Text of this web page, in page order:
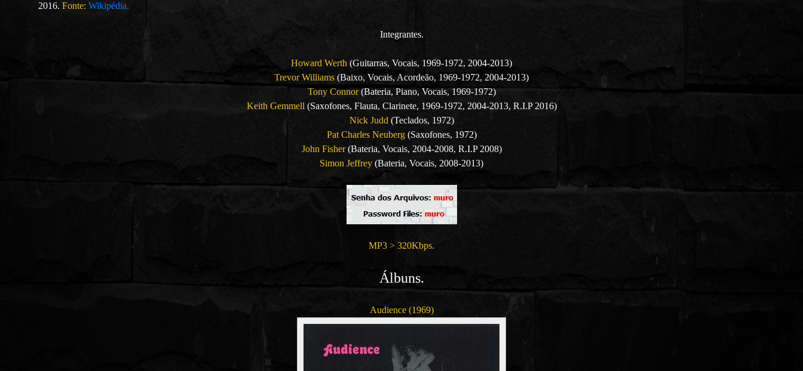
2016. Fonte: Wikipédia.
Integrantes.
Howard Werth (Guitarras, Vocais, 1969-1972, 2004-2013)
Trevor Williams (Baixo, Vocais, Acordeão, 1969-1972, 2004-2013)
Tony Connor (Bateria, Piano, Vocais, 1969-1972)
Keith Gemmell (Saxofones, Flauta, Clarinete, 1969-1972, 2004-2013, R.I.P 2016)
Nick Judd (Teclados, 1972)
Pat Charles Neuberg (Saxofones, 1972)
John Fisher(Bateria, Vocais, 2004-2008, R.I.P 2008)
Simon Jeffrey (Bateria, Vocais, 2008-2013)
MP3 > 320Kbps.
Álbuns.
Audience (1969)